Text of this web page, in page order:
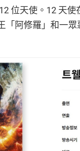
位天使。12 天
「阿修羅」和一